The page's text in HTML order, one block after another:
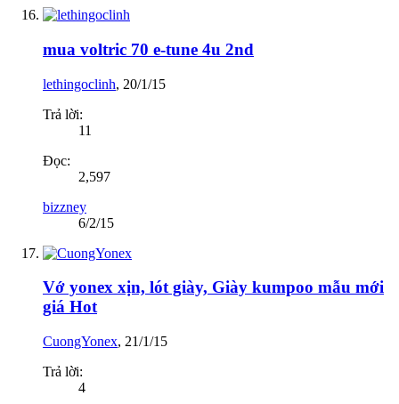
mua voltric 70 e-tune 4u 2nd
lethingoclinh, 20/1/15
Trả lời:
11
Đọc:
2,597
bizzney
6/2/15
Vớ yonex xịn, lót giày, Giày kumpoo mẫu mới
giá Hot
CuongYonex, 21/1/15
Trả lời:
4